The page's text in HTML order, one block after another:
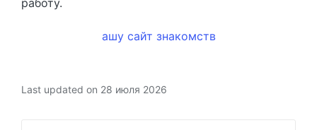
ашу сайт знакомств
Last updated on 28 июля 2026